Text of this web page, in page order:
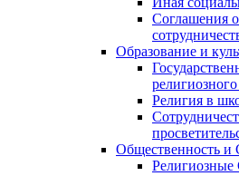
Соглашения
Образование и
Религия в
Общественность